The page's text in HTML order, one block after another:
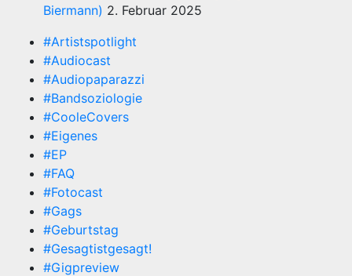
Biermann) 2. Februar 2025
#Artistspotlight
#Audiocast
#Audiopaparazzi
#Bandsoziologie
#CooleCovers
#Eigenes
#EP
#FAQ
#Fotocast
#Gags
#Geburtstag
#Gesagtistgesagt!
#Gigpreview